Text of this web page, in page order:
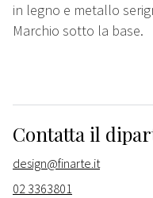
in legno e metallo
Marchio sotto la base.
Contatta il
design@finarte.it
02 3363801